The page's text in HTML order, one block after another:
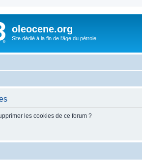
oleocene.org
Site dédié à la fin de l'âge du pétrole
les cookies de ce forum ?